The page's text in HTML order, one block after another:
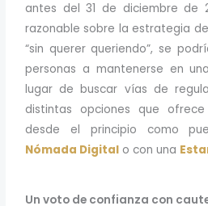
antes del 31 de diciembre de
razonable sobre la estrategia
“sin querer queriendo”, se
personas a mantenerse en
lugar de buscar vías de
distintas opciones que
desde el principio como
Nómada Digital o con una
Un voto de confianza con